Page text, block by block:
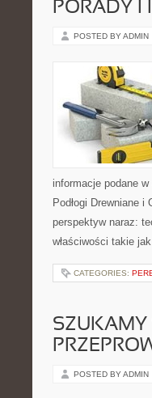
PORADY I
POSTED BY ADMIN
informacje podane
Podłogi Drewniane
perspektyw naraz:
właściwości takie
CATEGORIES:
SZUKAMY
POSTED BY ADMIN